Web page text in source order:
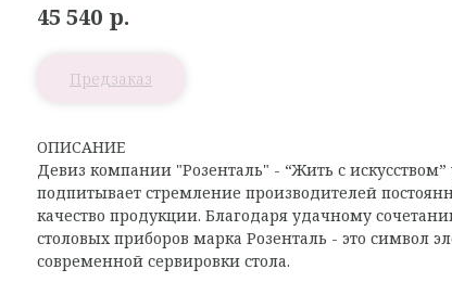
45 540 р.
ОПИСАНИЕ
Девиз компании "Розенталь" - “Жить с искусством”
подпитывает стремление производителей
качество продукции. Благодаря удачному
столовых приборов марка Розенталь - это символ
современной сервировки стола.